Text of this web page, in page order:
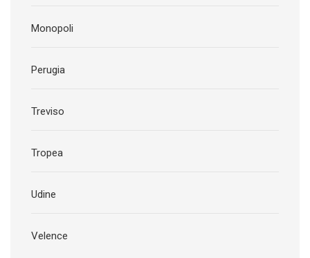
Monopoli
Perugia
Treviso
Tropea
Udine
Velence